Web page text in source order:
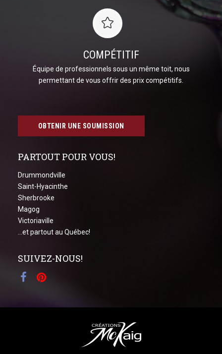
COMPÉTITIF
Équipe de professionnels sous un même toit, nous
permettant de vous offrir des prix compétitifs.
OBTENIR UNE SOUMISSION
PARTOUT POUR VOUS!
Drummondville
Saint-Hyacinthe
Sherbrooke
Magog
Victoriaville
...et partout au Québec!
SUIVEZ-NOUS!